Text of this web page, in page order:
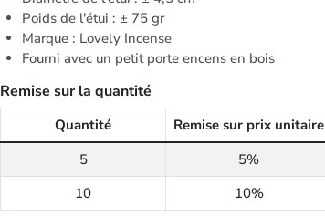
Poids de l'étui : ± 75 gr
Marque : Lovely Incense
Fourni avec un petit porte encens en bois
Remise sur la quantité
Quantité Remise sur prix unitaire
5
5%
10
10%